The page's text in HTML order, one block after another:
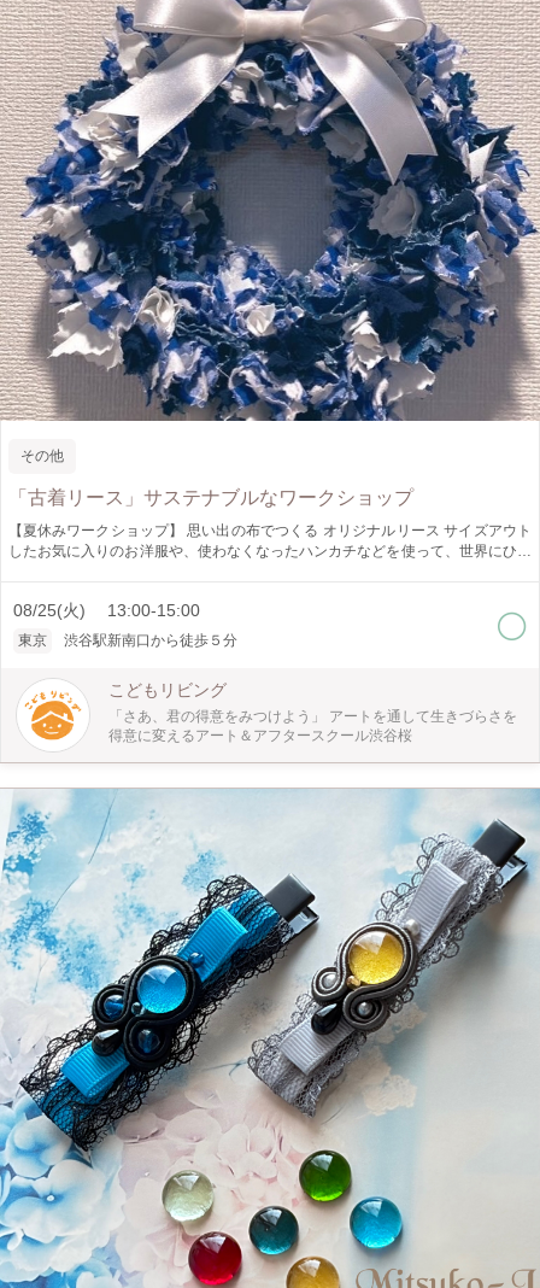
その他
「古着リース」サステナブルなワークショップ
【夏休みワークショップ】 思い出の布でつくる オリジナルリース サイズアウト
したお気に入りのお洋服や、使わなくなったハンカチなどを使って、世界にひと
れど大切にしていた服」が、思い出を残せる素敵な作品に生まれ変わる、サステ
ナブルなアートワークショップです。 ものを大切にする気持ちや、リユース・
す。 ぜひこの夏、世界にひとつだけの思い出のリースを作ってみませんか？
08/25(火) 13:00-15:00
東京 渋谷駅新南口から徒歩５分
こどもリビング
「さあ、君の得意をみつけよう」 アートを通して生きづらさを
得意に変えるアート＆アフタースクール渋谷桜